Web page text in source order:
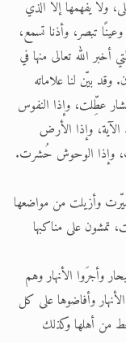
ولا يفهمها إلا الذي
تبصر، وأذنا تسمع،
الله تعالى منها في
وقد بيّن لنا علاماته
عطِّلت، وإذا النفوس
وإذا الأرض
وإذا الوحوش حُشرت.
سيّرت وأزيلت من مواضعها
تمشون على مناكبها
وأجرَوا الأنهار وهم
وأفاضوها على كل
من أهلها وكذلك